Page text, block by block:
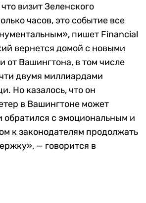
визит Зеленского
часов, это событие все
пишет Financial
вернется домой с новыми
от Вашингтона, в том числе
двумя миллиардами
Но казалось, что он
в Вашингтоне может
обратился с эмоциональным и
к законодателям продолжать
— говорится в